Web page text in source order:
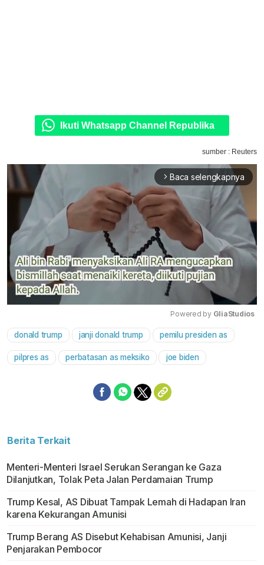
Ikuti Whatsapp Channel Republika
sumber : Reuters
arrow_forward_ios Baca selengkapnya
Mute
Powered by GliaStudios
donald trump janji donald trump pemilu presiden as
pilpres as perbatasan as meksiko joe biden
Berita Terkait
Menteri-Menteri Israel Serukan Serangan ke Gaza
Dilanjutkan, Tolak Peta Jalan Perdamaian Trump
Trump Kesal, AS Dibuat Tampak Lemah di Hadapan Iran
karena Kekurangan Amunisi
Trump Berang AS Disebut Kehabisan Amunisi, Janji
Penjarakan Pembocor